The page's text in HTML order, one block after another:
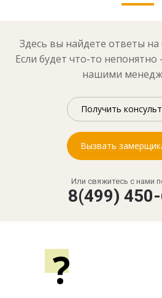
Здесь вы найдете ответы
Если будет что-то непонятно
нашими
Получить
Вызвать
Или свяжитесь с нами
8(499)
?